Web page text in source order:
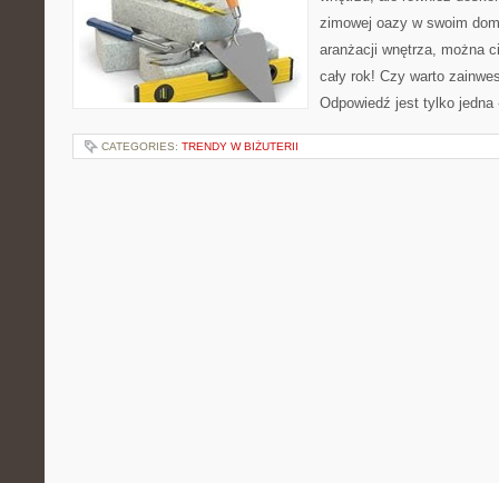
zimowej oazy w swoim
aranżacji wnętrza, można
cały rok! Czy warto
Odpowiedź jest tylko jedna
CATEGORIES: TRENDY W BIŻUTERII